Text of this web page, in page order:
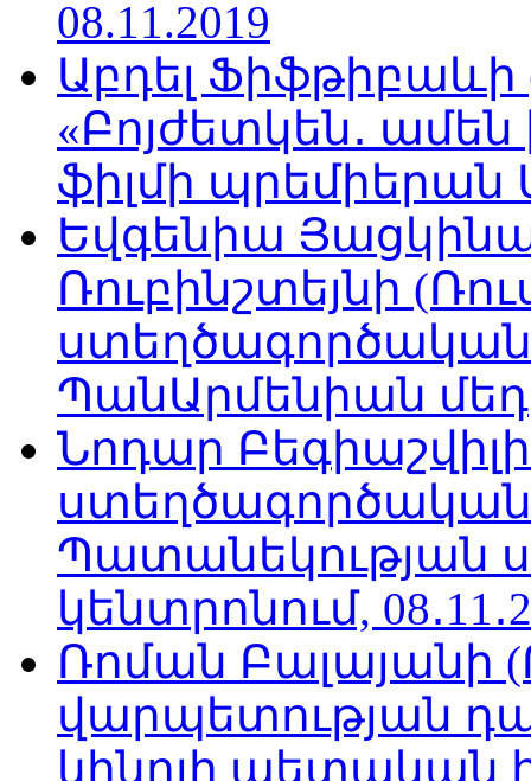
08.11.2019
Աբդել
«Բոյժետկեն․
ֆիլմի պրեմիերան
Եվգենիա
Ռուբինշտեյնի
ՊանԱրմենիան
Նոդար
Պատանեկության
կենտրոնում,
Ռոման Բալայանի
վարպետության
կինոյի պետական